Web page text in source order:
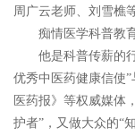
周广云老师、刘雪樵
痴情医学科普教
他是科普传薪的
优秀中医药健康信使
医药报》等权威媒体
护者”，又做大众的“